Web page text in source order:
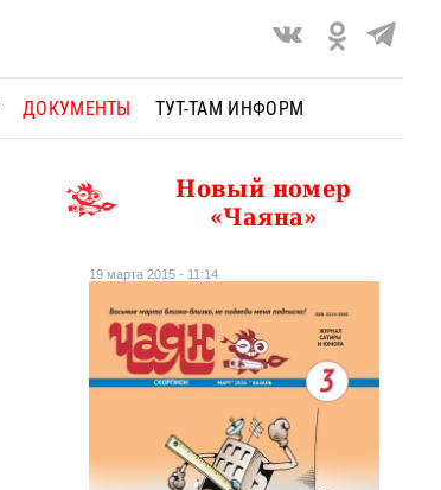
ДОКУМЕНТЫ ТУТ-ТАМ ИНФОРМ
Новый номер
«Чаяна»
19 марта 2015 - 11:14